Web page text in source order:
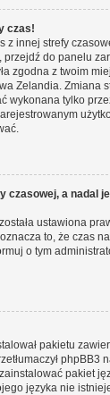
czas!
z innej strefy
przejdź do panelu
zgodna z twoim
Zelandia. Zmiana
wykonana tylko
czasowej, a nadal
ustawiona
to, że czas
o tym
pakietu
phpBB3
pakiet
języka nie